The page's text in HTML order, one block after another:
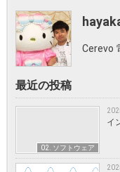
Cerevo
最近の投稿
02. ソフトウェア
イ